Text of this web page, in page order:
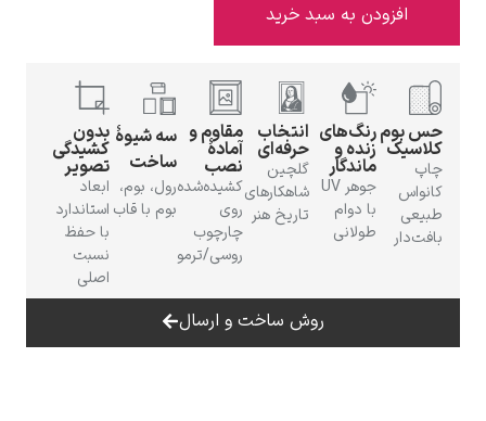
ادوارد هاپر
ادگار دگا
به سبد خرید
رنگ‌های
ماندگار
جوهر UV
انتخاب
حرفه‌ای
گلچین
شاهکارهای
تاریخ هنر
مقاوم و
آمادهٔ
نصب
کشیده‌شده
روی
چارچوب
سه شیوهٔ
ساخت
رول، بوم،
بوم با قاب
بدون
کشیدگی
تصویر
ابعاد
استاندارد
با حفظ
نسبت
روش ساخت و ارسال